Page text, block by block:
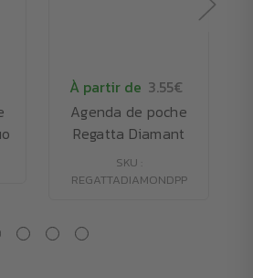
À partir de 3.55€
Agenda de poche
Regatta Diamant
SKU :
REGATTADIAMONDPP